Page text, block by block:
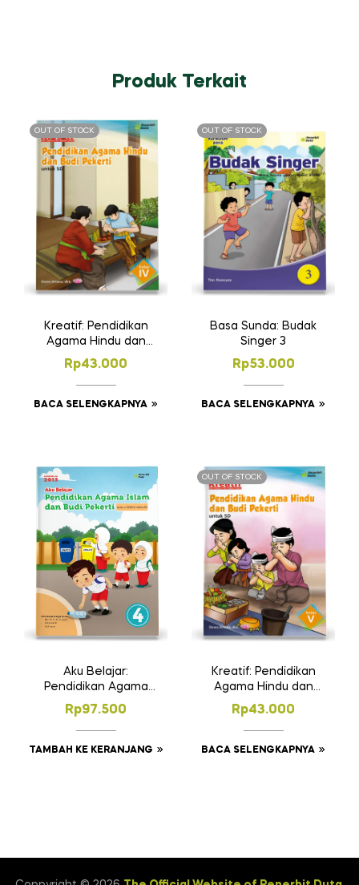
Produk Terkait
OUT OF STOCK
Kreatif: Pendidikan
Agama Hindu dan
Budi Pekerti untuk SD
Kelas IV
Rp43.000
BACA SELENGKAPNYA
OUT OF STOCK
Basa Sunda: Budak
Singer 3
Rp53.000
BACA SELENGKAPNYA
Aku Belajar:
Pendidikan Agama
Islam dan Budi
Pekerti SD Kelas 4
Rp97.500
TAMBAH KE KERANJANG
OUT OF STOCK
Kreatif: Pendidikan
Agama Hindu dan
Budi Pekerti untuk SD
Kelas V
Rp43.000
BACA SELENGKAPNYA